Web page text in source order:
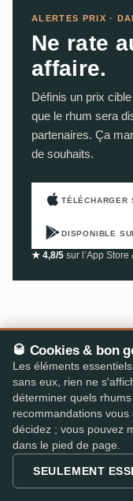
ALERTES PRIX ·
Ne rate
affaire.
Définis un prix
que le rhum sera
partenaires. Ça
de souhaits.
TÉLÉCHARGER
DISPONIBLE
★ 4,8/5 sur l’App Store
🥃 Cookies & bon
Les éléments
sans eux, rien ne
déterminer quels
recommandations
décidez ; vous pouvez
dans le pied de page.
SEULEMENT